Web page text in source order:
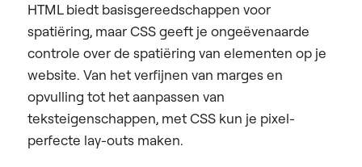
HTML biedt basisgereedschappen voor
spatiëring, maar CSS geeft je ongeëvenaarde
controle over de spatiëring van elementen op je
website. Van het verfijnen van marges en
opvulling tot het aanpassen van
teksteigenschappen, met CSS kun je pixel-
perfecte lay-outs maken.